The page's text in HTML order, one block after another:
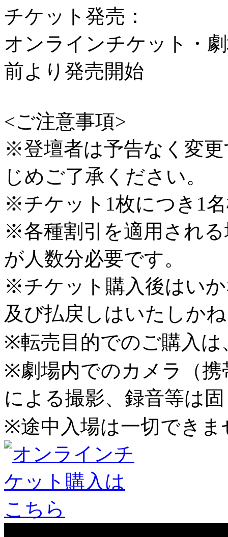
チケット発売：
オンラインチケット・
前より発売開始
<ご注意事項>
※登壇者は予告なく変
じめご了承ください。
※チケット1枚につき1
※各種割引を適用され
が人数分必要です。
※チケット購入後はい
及び払戻しはいたしか
※転売目的でのご購入
※劇場内でのカメラ（
による撮影、録音等は
※途中入場は一切できま